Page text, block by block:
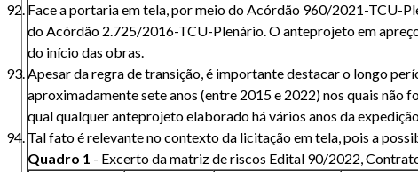
Face a portaria em tela, por meio do Acórdão 960/2021-TCU-
do Acórdão 2.725/2016-TCU-Plenário. O anteprojeto em
do início das obras.
Apesar da regra de transição, é importante destacar o longo
aproximadamente sete anos (entre 2015 e 2022) nos quais não
qual qualquer anteprojeto elaborado há vários anos da
Tal fato é relevante no contexto da licitação em tela, pois a
Quadro 1 - Excerto da matriz de riscos Edital 90/2022,